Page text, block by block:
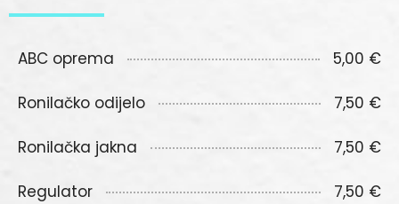
ABC oprema 5,00 €
Ronilačko odijelo 7,50 €
Ronilačka jakna 7,50 €
Regulator 7,50 €